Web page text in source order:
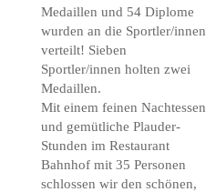
Medaillen und 54 Diplome
wurden an die Sportler/innen
verteilt! Sieben
Sportler/innen holten zwei
Medaillen.
Mit einem feinen Nachtessen
und gemütliche Plauder-
Stunden im Restaurant
Bahnhof mit 35 Personen
schlossen wir den schönen,